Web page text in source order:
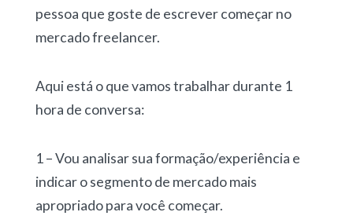
pessoa que goste de escrever começar no
mercado freelancer.
Aqui está o que vamos trabalhar durante 1
hora de conversa:
1 – Vou analisar sua formação/experiência e
indicar o segmento de mercado mais
apropriado para você começar.